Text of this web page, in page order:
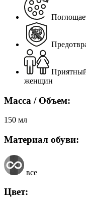
женщин
Масса / Объем:
150 мл
Материал обуви:
все
Цвет: